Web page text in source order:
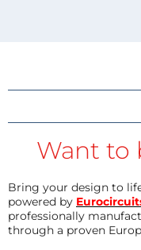
Want to
Bring your design to
powered by
professionally
through a proven